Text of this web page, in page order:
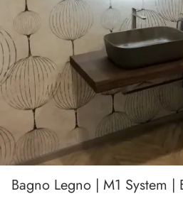
Bagno Legno | M1 System |